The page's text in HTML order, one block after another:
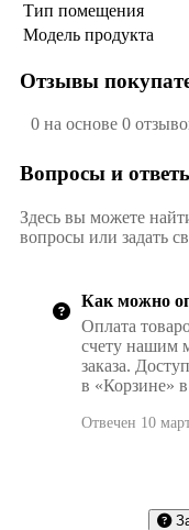
Тип помещения
Модель продукта
Отзывы
0 на основе 0
Вопросы и
Здесь вы можете
вопросы или задать
Как можно
Оплата
счету нашим
заказа.
в «Корзине»
Отвечен 10